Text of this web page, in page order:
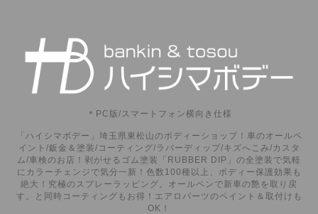
＊PC版/スマートフォン横向き仕様
「ハイシマボデー」埼玉県東松山のボディーショップ！車のオールペ
イント/鈑金＆塗装/コーティング/ラバーディップ/キズへこみ/カスタ
ム/車検のお店！剥がせるゴム塗装「RUBBER DIP」の全塗装で気軽
にカラーチェンジで気分一新！色数100種以上、ボディー保護効果も
絶大！究極のスプレーラッピング。オールペンで新車の艶を取り戻
す。と同時コーティングもお得！エアロパーツのペイント＆取付けも
OK！